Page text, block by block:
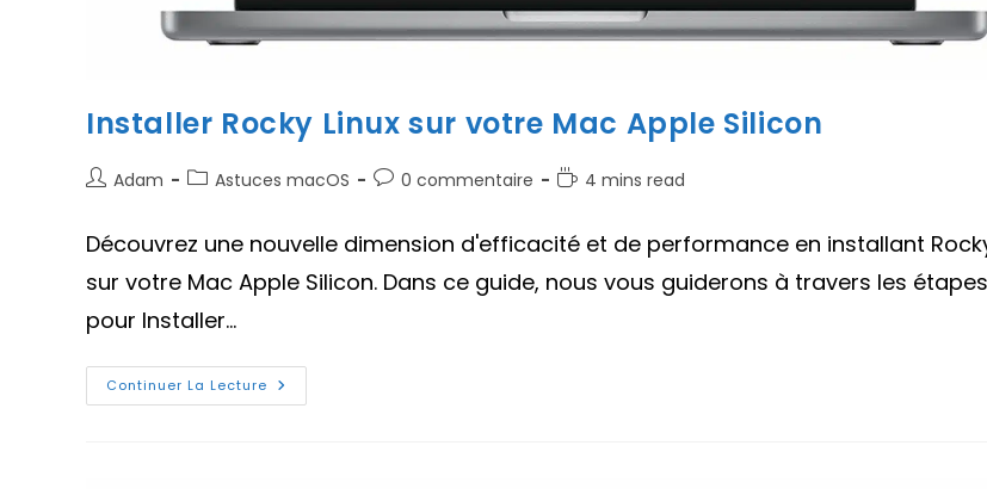
Installer Rocky Linux sur votre Mac Apple Silicon
Auteur/autrice
publication :
Adam
PostAstuces macOS
Commentaires
publication :
0 commentaire
Temps4 mins read
Découvrez une nouvelle dimension d'efficacité et de performance en installant
sur votre Mac Apple Silicon. Dans ce guide, nous vous guiderons à travers les
pour Installer…
Continuer La Lecture Installer
Rocky